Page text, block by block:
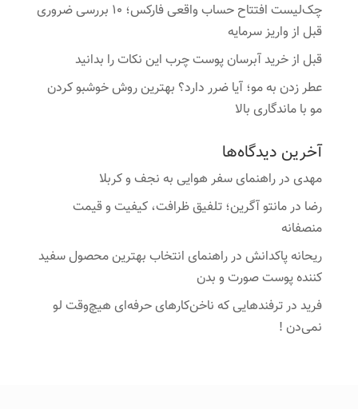
چک‌لیست افتتاح حساب واقعی فارکس؛ ۱۰ بررسی ضروری
قبل از واریز سرمایه
قبل از خرید آبرسان پوست چرب این نکات را بدانید
عطر زدن به مو؛ آیا ضرر دارد؟ بهترین روش خوشبو کردن
مو با ماندگاری بالا
آخرین دیدگاه‌ها
مهدیدرراهنمای سفر هوایی به نجف و کربلا
رضا درمانتو آگرین؛ تلفیق ظرافت، کیفیت و قیمت
منصفانه
ریحانه پاکدانشدرراهنمای انتخاب بهترین محصول سفید
کننده پوست صورت و بدن
فریددرترفندهایی که ناخن‌کارهای حرفه‌ای هیچ‌وقت لو
نمی‌دن !